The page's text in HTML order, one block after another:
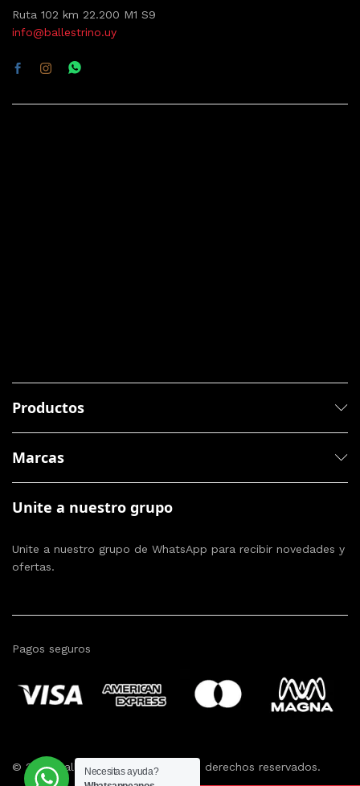
Ruta 102 km 22.200 M1 S9
info@ballestrino.uy
Productos
Marcas
Unite a nuestro grupo
Unite a nuestro grupo de WhatsApp para recibir novedades y
ofertas.
© 2024 Ballestrino SRL. Todos los derechos reservados.
Pagos seguros
Necesitas ayuda?